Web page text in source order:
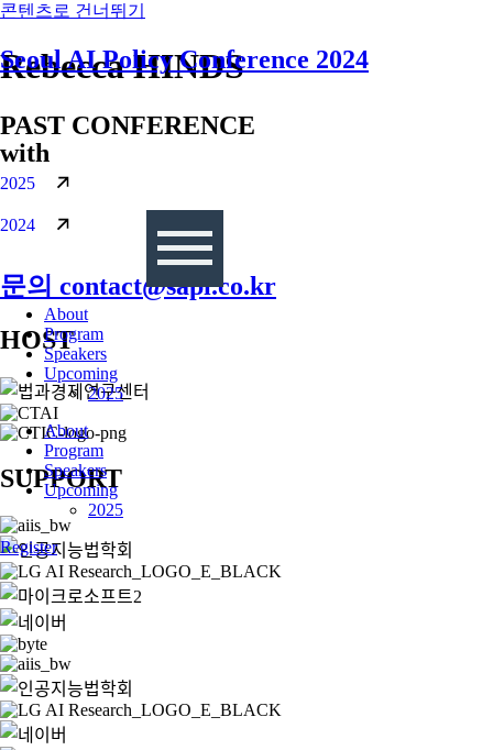
콘텐츠로 건너뛰기
Seoul AI Policy Conference 2024
with
About
Program
Speakers
Upcoming
2025
About
Program
Speakers
Upcoming
2025
Register
Rebecca HINDS
PAST CONFERENCE
2025
2024
문의 contact@sapi.co.kr
HOST
SUPPORT